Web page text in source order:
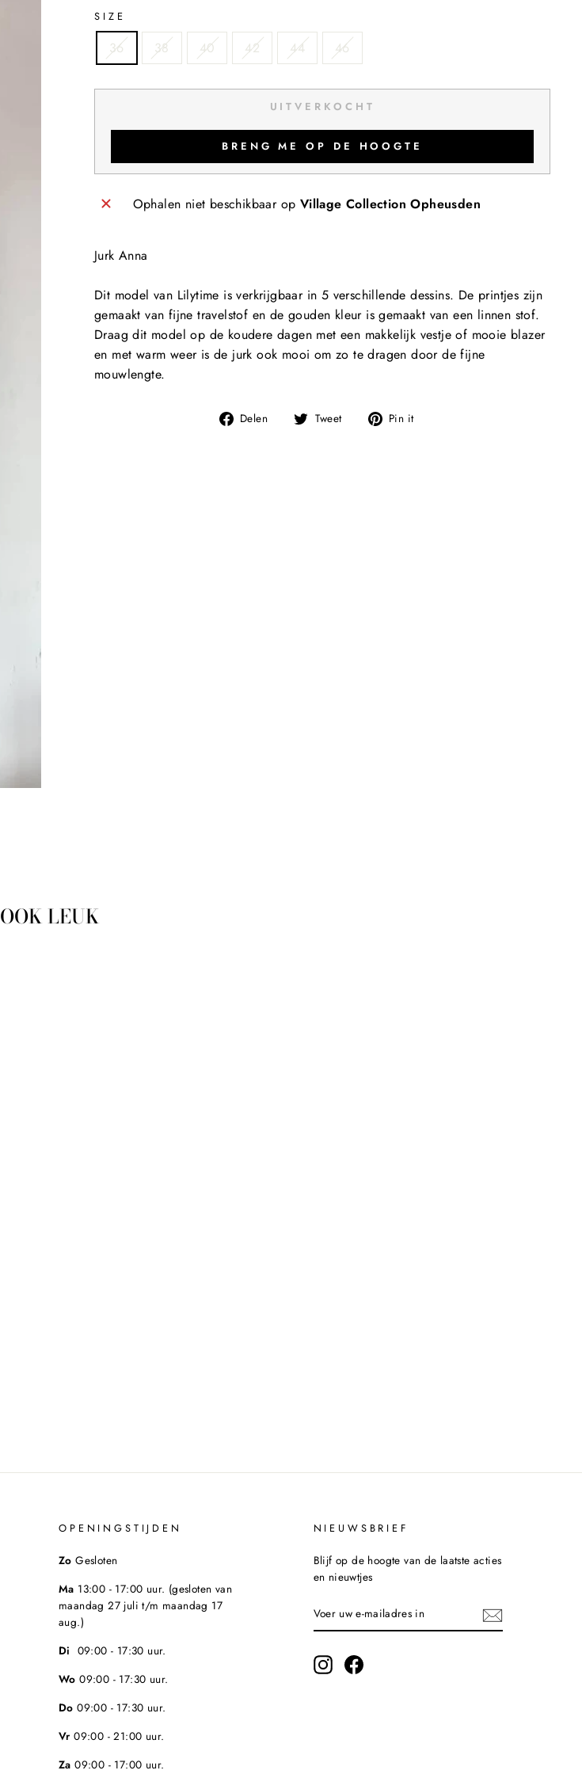
SIZE
36 38 40 42 44 46
UITVERKOCHT
BRENG ME OP DE HOOGTE
Ophalen niet beschikbaar op Village Collection Opheusden
Jurk Anna
Dit model van Lilytime is verkrijgbaar in 5 verschillende dessins. De printjes zijn
gemaakt van fijne travelstof en de gouden kleur is gemaakt van een linnen stof.
Draag dit model op de koudere dagen met een makkelijk vestje of mooie blazer
en met warm weer is de jurk ook mooi om zo te dragen door de fijne
mouwlengte.
Delen
Deel
Tweet
Tweet Pin it
OOK LEUK
OPENINGSTIJDEN
Zo Gesloten
Ma 13:00 - 17:00 uur. (gesloten van
maandag 27 juli t/m maandag 17
aug.)
Di 09:00 - 17:30 uur.
Wo 09:00 - 17:30 uur.
Do 09:00 - 17:30 uur.
Vr 09:00 - 21:00 uur.
Za 09:00 - 17:00 uur.
NIEUWSBRIEF
Blijf op de hoogte van de laatste acties
en nieuwtjes
UW
E-
IN InstagramFacebook